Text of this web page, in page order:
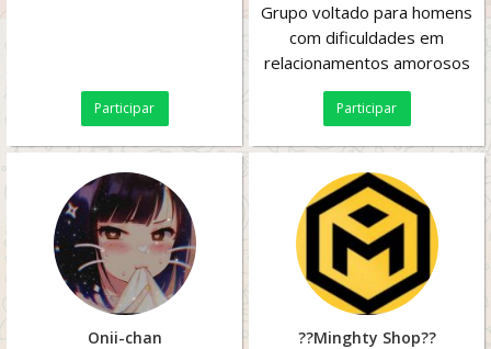
Participar
Grupo voltado para homens
com dificuldades em
relacionamentos amorosos
com mulheres!! Se você tem
esse problema venha...
Participar
Onii-chan
??Minghty Shop??